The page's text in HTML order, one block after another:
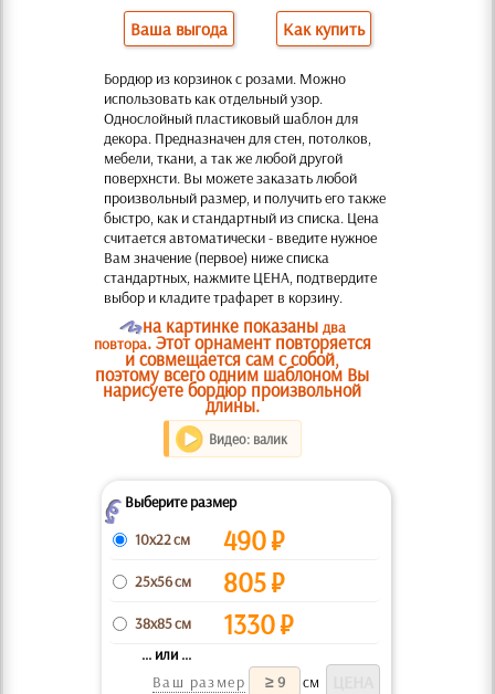
Ваша выгода Как купить
Бордюр из корзинок с розами. Можно
использовать как отдельный узор.
Однослойный пластиковый шаблон для
декора. Предназначен для стен, потолков,
мебели, ткани, а так же любой другой
поверхнсти. Вы можете заказать любой
произвольный размер, и получить его также
быстро, как и стандартный из списка. Цена
считается автоматически - введите нужное
Вам значение (первое) ниже списка
стандартных, нажмите ЦЕНА, подтвердите
выбор и кладите трафарет в корзину.
Oна картинке показаны два
повтора. Этот орнамент повторяется
и совмещается сам с собой,
поэтому всего одним шаблоном Вы
нарисуете бордюр произвольной
длины.
Видео: валик
ZВыберите размер
10x22 см
490₽
25x56 см 805₽
38x85 см 1330₽
... или ...
Ваш размер
см